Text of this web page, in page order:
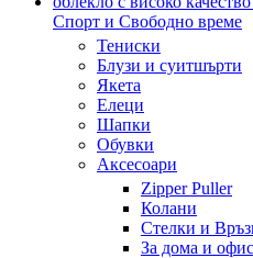
Спорт и Свободно време
Тениски
Блузи и суитшърти
Якета
Елеци
Шапки
Обувки
Аксесоари
Zipper Puller
Колани
Стелки и
За дома и